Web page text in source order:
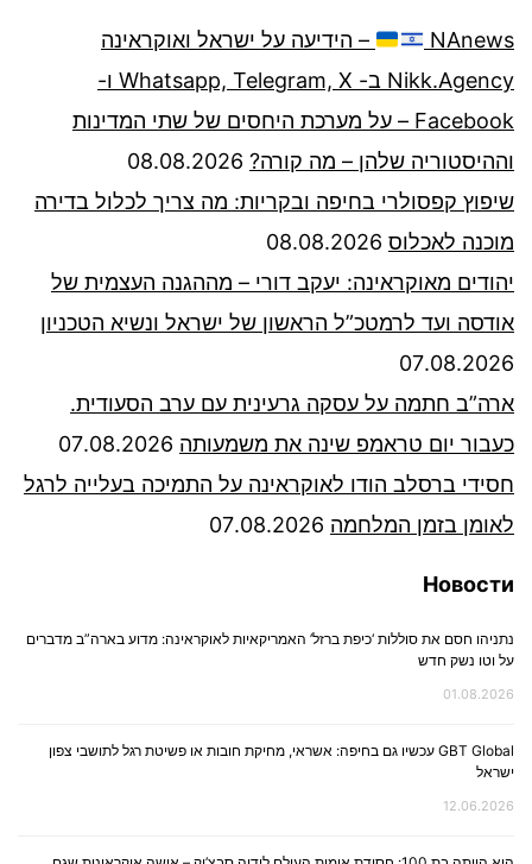
NAnews
– הידיעה על ישראל ואוקראינה
Nikk.Agency ב- Whatsapp, Telegram, X ו-
Facebook – על מערכת היחסים של שתי המדינות
וההיסטוריה שלהן – מה קורה? 08.08.2026
שיפוץ קפסולרי בחיפה ובקריות: מה צריך לכלול בדירה
מוכנה לאכלוס 08.08.2026
יהודים מאוקראינה: יעקב דורי – מההגנה העצמית של
אודסה ועד לרמטכ”ל הראשון של ישראל ונשיא הטכניון
07.08.2026
ארה”ב חתמה על עסקה גרעינית עם ערב הסעודית.
כעבור יום טראמפ שינה את משמעותה 07.08.2026
חסידי ברסלב הודו לאוקראינה על התמיכה בעלייה לרגל
לאומן בזמן המלחמה 07.08.2026
Новости
נתניהו חסם את סוללות ‘כיפת ברזל’ האמריקאיות לאוקראינה: מדוע בארה”ב מדברים
על וטו נשק חדש
01.08.2026
GBT Global עכשיו גם בחיפה: אשראי, מחיקת חובות או פשיטת רגל לתושבי צפון
ישראל
12.06.2026